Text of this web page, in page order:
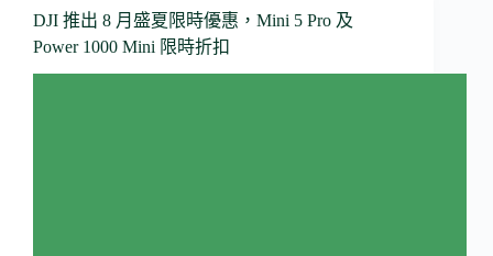
DJI 推出 8 月盛夏限時優惠，Mini 5 Pro 及
Power 1000 Mini 限時折扣